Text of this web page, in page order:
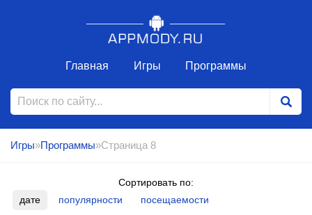
Главная Игры Программы
Игры»Программы»Страница 8
Сортировать по:
дате
популярности
посещаемости